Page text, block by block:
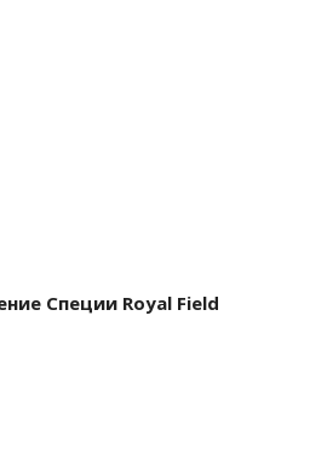
Специи Royal Field